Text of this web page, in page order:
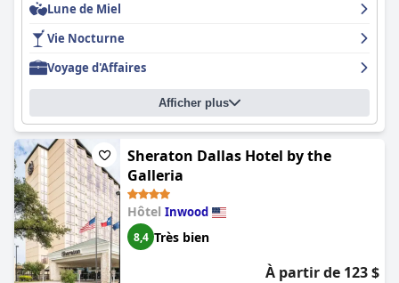
Lune de Miel
Vie Nocturne
Voyage d'Affaires
Afficher plus
Sheraton Dallas Hotel by the
Galleria
Hôtel Inwood
8,4 Très bien
À partir de 123 $